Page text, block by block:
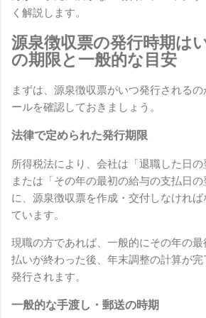
く解説します。
源泉徴収票の発行時期は
の期限と一般的な目安
まずは、源泉徴収票がいつ発行される
ールを確認しておきましょう。
法律で定められた発行期限
所得税法により、会社は「退職した日の
または「その年の最初の給与の支払日の
に、源泉徴収票を作成・交付しなけれ
ています。
現職の方であれば、一般的にその年の
払いが終わった後、年末調整の計算が
発行されます。
一般的な手渡し・郵送の時期